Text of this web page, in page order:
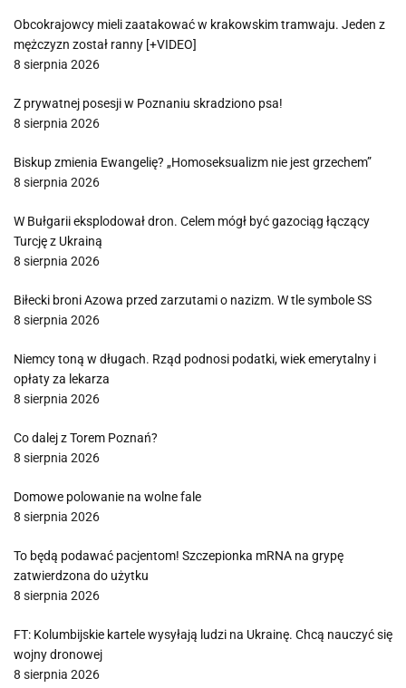
Obcokrajowcy mieli zaatakować w krakowskim tramwaju. Jeden z
mężczyzn został ranny [+VIDEO]
8 sierpnia 2026
Z prywatnej posesji w Poznaniu skradziono psa!
8 sierpnia 2026
Biskup zmienia Ewangelię? „Homoseksualizm nie jest grzechem”
8 sierpnia 2026
W Bułgarii eksplodował dron. Celem mógł być gazociąg łączący
Turcję z Ukrainą
8 sierpnia 2026
Biłecki broni Azowa przed zarzutami o nazizm. W tle symbole SS
8 sierpnia 2026
Niemcy toną w długach. Rząd podnosi podatki, wiek emerytalny i
opłaty za lekarza
8 sierpnia 2026
Co dalej z Torem Poznań?
8 sierpnia 2026
Domowe polowanie na wolne fale
8 sierpnia 2026
To będą podawać pacjentom! Szczepionka mRNA na grypę
zatwierdzona do użytku
8 sierpnia 2026
FT: Kolumbijskie kartele wysyłają ludzi na Ukrainę. Chcą nauczyć się
wojny dronowej
8 sierpnia 2026